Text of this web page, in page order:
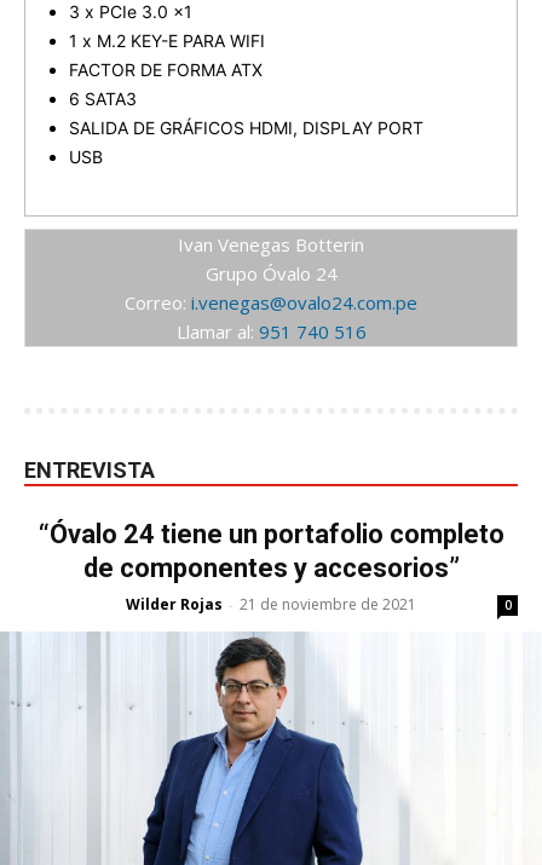
3 x PCIe 3.0 x1
1 x M.2 KEY-E PARA WIFI
FACTOR DE FORMA ATX
6 SATA3
SALIDA DE GRÁFICOS HDMI, DISPLAY PORT
USB
Ivan Venegas Botterin
Grupo Óvalo 24
Correo: i.venegas@ovalo24.com.pe
Llamar al: 951 740 516
ENTREVISTA
“Óvalo 24 tiene un portafolio completo
de componentes y accesorios”
Wilder Rojas - 21 de noviembre de 2021 0